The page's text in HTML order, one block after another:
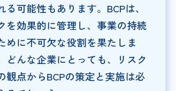
可能性もあります。BCPは、
を効果的に管理し、事業の持続
めに不可欠な役割を果たしま
どんな企業にとっても、リスク
観点からBCPの策定と実施は必